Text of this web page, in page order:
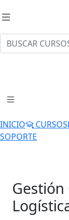
INICIO CURSOS
SOPORTE
Gestión